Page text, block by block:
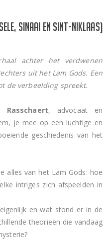
Sinaai en Sint-Niklaas)
achter het verdwenen
uit het Lam Gods. Een
de verbeelding spreekt.
Rasschaert, advocaat en
je mee op een luchtige en
geschiedenis van het
alles van het Lam Gods: hoe
intriges zich afspeelden in
en wat stond er in de
theorieën die vandaag